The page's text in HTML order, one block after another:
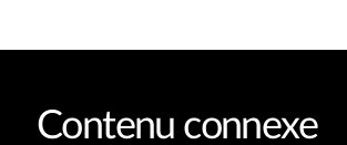
Contenu connexe